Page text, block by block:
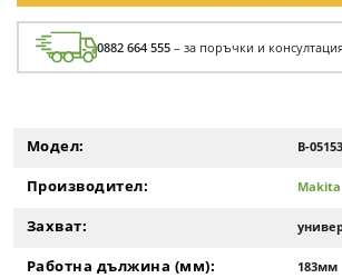
0882 664 555 – за поръчки и
Модел: B-05153
Производител: Makita
Захват:
Работна дължина (мм): 183мм